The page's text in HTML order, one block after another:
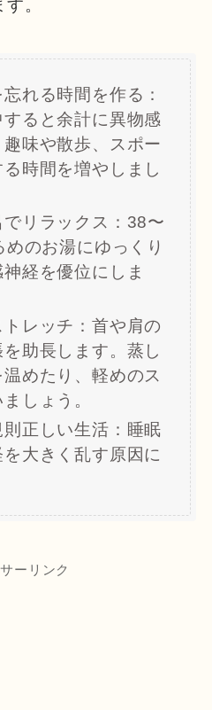
。
忘れる時間を作る：
ると余計に異物感
味や散歩、スポー
時間を増やしまし
リラックス：38〜
のお湯にゆっくり
経を優位にしま
レッチ：首や肩の
助長します。蒸し
めたり、軽めのス
しょう。
正しい生活：睡眠
大きく乱す原因に
ーリンク